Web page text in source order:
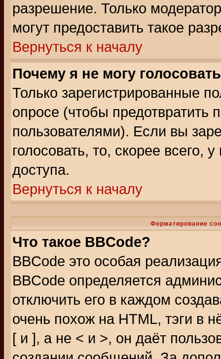
разрешение. Только
могут предоставить такое
Вернуться к началу
Почему я не могу
Только зарегистрированные
опросе (чтобы предотвратить
пользователями). Если вы
голосовать, то, скорее всего,
доступа.
Вернуться к началу
Форматирование
Что такое BBCode?
BBCode это особая
BBCode определяется
отключить его в каждом
очень похож на HTML, тэги в
[ и ], а не < и >, он даёт